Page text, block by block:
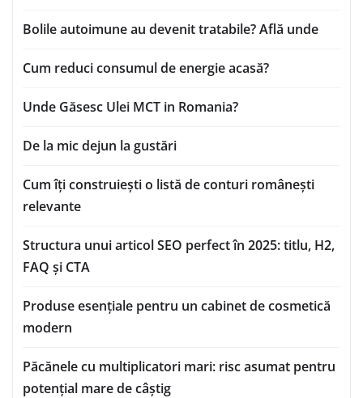
Bolile autoimune au devenit tratabile? Află unde
Cum reduci consumul de energie acasă?
Unde Găsesc Ulei MCT in Romania?
De la mic dejun la gustări
Cum îți construiești o listă de conturi românești
relevante
Structura unui articol SEO perfect în 2025: titlu, H2,
FAQ și CTA
Produse esențiale pentru un cabinet de cosmetică
modern
Păcănele cu multiplicatori mari: risc asumat pentru
potențial mare de câștig